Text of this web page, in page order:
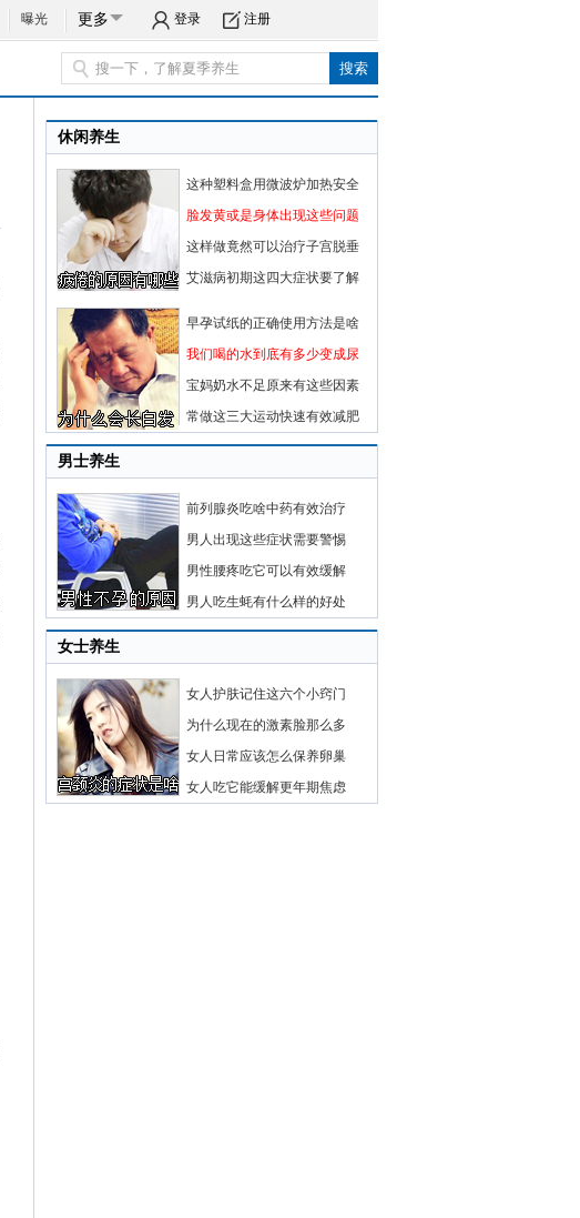
曝光 更多 登录 注册
休闲养生
这种塑料盒用微波炉加热安全
脸发黄或是身体出现这些问题
这样做竟然可以治疗子宫脱垂
艾滋病初期这四大症状要了解
早孕试纸的正确使用方法是啥
我们喝的水到底有多少变成尿
宝妈奶水不足原来有这些因素
常做这三大运动快速有效减肥
男士养生
前列腺炎吃啥中药有效治疗
男人出现这些症状需要警惕
男性腰疼吃它可以有效缓解
男人吃生蚝有什么样的好处
女士养生
女人护肤记住这六个小窍门
为什么现在的激素脸那么多
女人日常应该怎么保养卵巢
女人吃它能缓解更年期焦虑